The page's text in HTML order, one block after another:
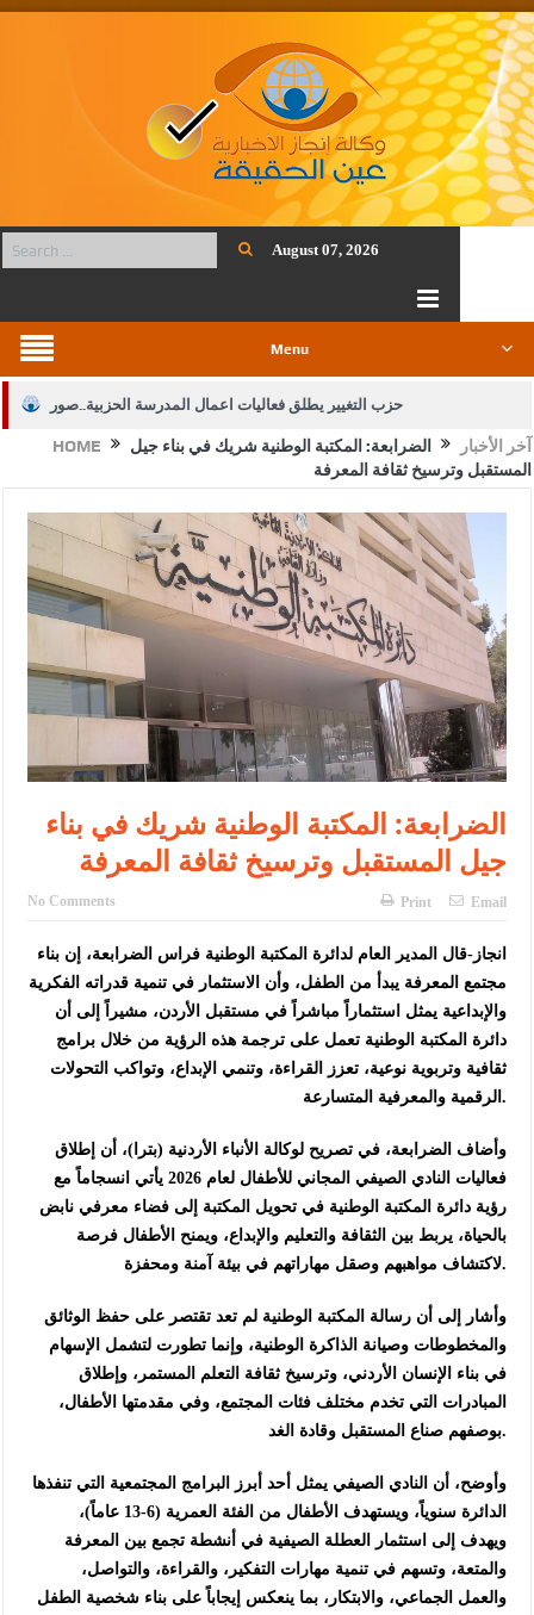
August 07, 2026
Menu
حزب التغيير يطلق فعاليات اعمال المدرسة الحزبية..صور
الجيش يفتح باب التجنيد لحملة البكالوريوس في الحقوق والقانون
الإسلامية والمسيحية
الأمن يتلف 16 مليون حبة كبتاجون و1480 كغم مواد مخدرة
النواب يقر مشروع تعديل قانون الملكية العقارية
القاضي يلتقي رؤساء تحرير الصحف اليومية ويؤكد حرص مجلس النواب
على شراكة فاعلة مع الإعلام
دعوة المكلفين بخدمة العلم (الدفعة الثالثة) إلى مراجعة منصة خدمة
العلم
الملك يلتقي مجموعة من رفاق السلاح
الملك يتلقى اتصالا هاتفيا من العاهل البحريني
القاضي محمود أحمد فريحات.. مبارك ومزيدا من التوفيق
HOME آخر الأخبار
الضرابعة: المكتبة الوطنية شريك في بناء جيل
المستقبل وترسيخ ثقافة المعرفة
الضرابعة: المكتبة الوطنية شريك في بناء
جيل المستقبل وترسيخ ثقافة المعرفة
No Comments Print Email
انجاز-قال المدير العام لدائرة المكتبة الوطنية فراس الضرابعة، إن بناء
مجتمع المعرفة يبدأ من الطفل، وأن الاستثمار في تنمية قدراته الفكرية
والإبداعية يمثل استثماراً مباشراً في مستقبل الأردن، مشيراً إلى أن
دائرة المكتبة الوطنية تعمل على ترجمة هذه الرؤية من خلال برامج
ثقافية وتربوية نوعية، تعزز القراءة، وتنمي الإبداع، وتواكب التحولات
الرقمية والمعرفية المتسارعة.
وأضاف الضرابعة، في تصريح لوكالة الأنباء الأردنية (بترا)، أن إطلاق
فعاليات النادي الصيفي المجاني للأطفال لعام 2026 يأتي انسجاماً مع
رؤية دائرة المكتبة الوطنية في تحويل المكتبة إلى فضاء معرفي نابض
بالحياة، يربط بين الثقافة والتعليم والإبداع، ويمنح الأطفال فرصة
لاكتشاف مواهبهم وصقل مهاراتهم في بيئة آمنة ومحفزة.
وأشار إلى أن رسالة المكتبة الوطنية لم تعد تقتصر على حفظ الوثائق
والمخطوطات وصيانة الذاكرة الوطنية، وإنما تطورت لتشمل الإسهام
في بناء الإنسان الأردني، وترسيخ ثقافة التعلم المستمر، وإطلاق
المبادرات التي تخدم مختلف فئات المجتمع، وفي مقدمتها الأطفال،
بوصفهم صناع المستقبل وقادة الغد.
وأوضح، أن النادي الصيفي يمثل أحد أبرز البرامج المجتمعية التي تنفذها
الدائرة سنوياً، ويستهدف الأطفال من الفئة العمرية (6-13 عاماً)،
ويهدف إلى استثمار العطلة الصيفية في أنشطة تجمع بين المعرفة
والمتعة، وتسهم في تنمية مهارات التفكير، والقراءة، والتواصل،
والعمل الجماعي، والابتكار، بما ينعكس إيجاباً على بناء شخصية الطفل